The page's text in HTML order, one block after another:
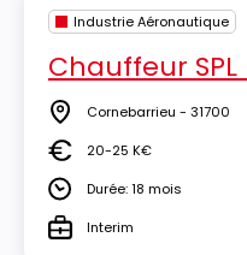
Industrie Aéronautique
Chauffeur SPL
Lieu Cornebarrieu - 31700
Salaire20-25 K€
DuréeDurée: 18 mois
TypeInterim